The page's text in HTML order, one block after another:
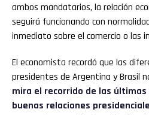
ambos mandatarios, la relación
seguirá funcionando con
inmediato sobre el comercio o las
El economista recordó que las
presidentes de Argentina y Brasil
mira el recorrido de las últimas
buenas relaciones